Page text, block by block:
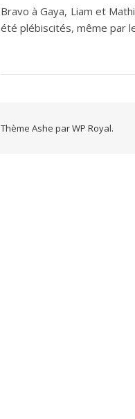
Bravo à Gaya, Liam et
été plébiscités, même par
Thème Ashe parWP Royal.